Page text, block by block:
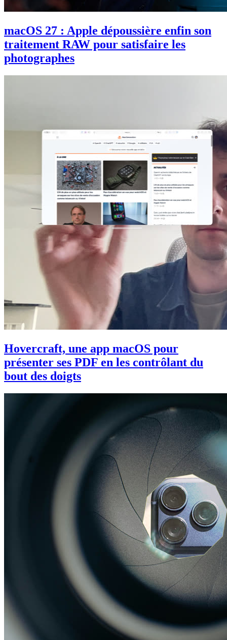
macOS 27 : Apple dépoussière enfin son
traitement RAW pour satisfaire les
photographes
Hovercraft, une app macOS pour
présenter ses PDF en les contrôlant du
bout des doigts